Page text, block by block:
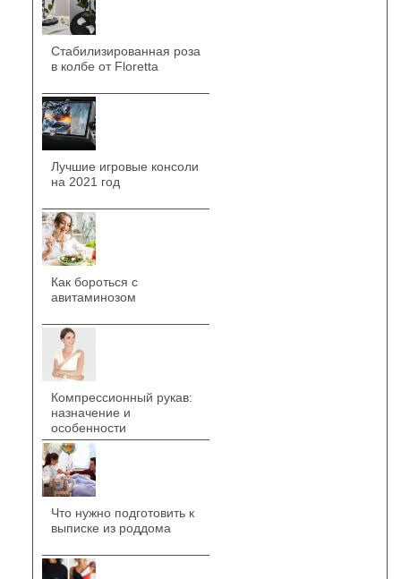
Стабилизированная роза
в колбе от Floretta
Лучшие игровые консоли
на 2021 год
Как бороться с
авитаминозом
Компрессионный рукав:
назначение и
особенности
Что нужно подготовить к
выписке из роддома